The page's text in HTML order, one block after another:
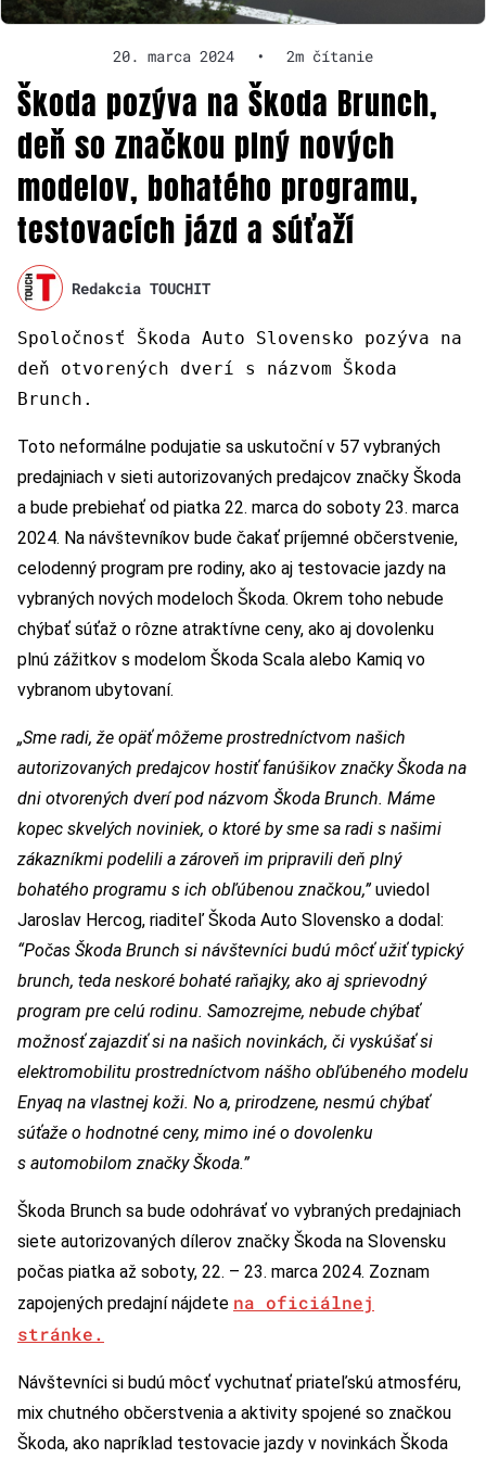
20. marca 2024 • 2m čítanie
Škoda pozýva na Škoda Brunch,
deň so značkou plný nových
modelov, bohatého programu,
testovacích jázd a súťaží
Redakcia TOUCHIT
Spoločnosť Škoda Auto Slovensko pozýva na
deň otvorených dverí s názvom Škoda
Brunch.
Toto neformálne podujatie sa uskutoční v 57 vybraných
predajniach v sieti autorizovaných predajcov značky Škoda
a bude prebiehať od piatka 22. marca do soboty 23. marca
2024. Na návštevníkov bude čakať príjemné občerstvenie,
celodenný program pre rodiny, ako aj testovacie jazdy na
vybraných nových modeloch Škoda. Okrem toho nebude
chýbať súťaž o rôzne atraktívne ceny, ako aj dovolenku
plnú zážitkov s modelom Škoda Scala alebo Kamiq vo
vybranom ubytovaní.
„Sme radi, že opäť môžeme prostredníctvom našich
autorizovaných predajcov hostiť fanúšikov značky Škoda na
dni otvorených dverí pod názvom Škoda Brunch. Máme
kopec skvelých noviniek, o ktoré by sme sa radi s našimi
zákazníkmi podelili a zároveň im pripravili deň plný
bohatého programu s ich obľúbenou značkou,”uviedol
Jaroslav Hercog, riaditeľ Škoda Auto Slovensko a dodal:
“Počas Škoda Brunch si návštevníci budú môcť užiť typický
brunch, teda neskoré bohaté raňajky, ako aj sprievodný
program pre celú rodinu. Samozrejme, nebude chýbať
možnosť zajazdiť si na našich novinkách, či vyskúšať si
elektromobilitu prostredníctvom nášho obľúbeného modelu
Enyaq na vlastnej koži. No a, prirodzene, nesmú chýbať
súťaže o hodnotné ceny, mimo iné o dovolenku
s automobilom značky Škoda.”
Škoda Brunch sa bude odohrávať vo vybraných predajniach
siete autorizovaných dílerov značky Škoda na Slovensku
počas piatka až soboty, 22. – 23. marca 2024. Zoznam
zapojených predajní nájdete na oficiálnej
stránke.
Návštevníci si budú môcť vychutnať priateľskú atmosféru,
mix chutného občerstvenia a aktivity spojené so značkou
Škoda, ako napríklad testovacie jazdy v novinkách Škoda